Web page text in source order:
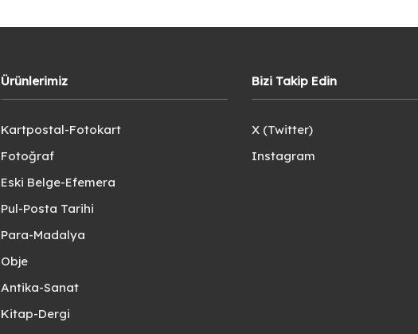
Ürünlerimiz
Kartpostal-Fotokart
Fotoğraf
Eski Belge-Efemera
Pul-Posta Tarihi
Para-Madalya
Obje
Antika-Sanat
Kitap-Dergi
Bizi Takip Edin
X (Twitter)
Instagram